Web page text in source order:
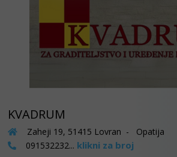
KVADRUM
Zaheji 19, 51415 Lovran - Opatija
091532232... klikni za broj